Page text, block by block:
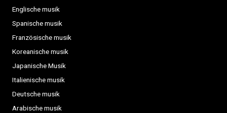
Englische musik
Spanische musik
Französische musik
Koreanische musik
Japanische Musik
Italienische musik
Deutsche musik
Arabische musik